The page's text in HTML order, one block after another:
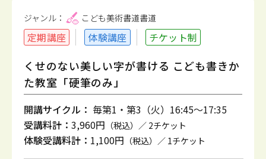
ジャンル： こども美術書道書道
定期講座 体験講座 チケット制
くせのない美しい字が書ける こども書きか
た教室「硬筆のみ」
開講サイクル： 毎第1・第3（火）16:45～17:35
受講料計： 3,960円 （税込）／ 2チケット
体験受講料計： 1,100円 （税込）／ 1チケット